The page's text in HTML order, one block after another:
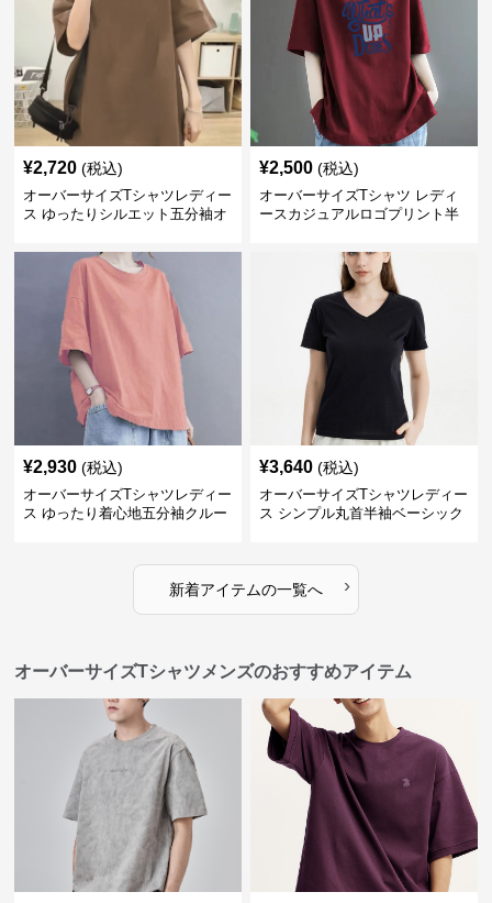
¥2,720 (税込)
オーバーサイズTシャツレディー
ス ゆったりシルエット五分袖オ
¥2,500 (税込)
オーバーサイズTシャツ レディ
ースカジュアルロゴプリント半
¥2,930 (税込)
オーバーサイズTシャツレディー
ス ゆったり着心地五分袖クルー
¥3,640 (税込)
オーバーサイズTシャツレディー
ス シンプル丸首半袖ベーシック
新着アイテムの一覧へ ›
オーバーサイズTシャツメンズのおすすめアイテム